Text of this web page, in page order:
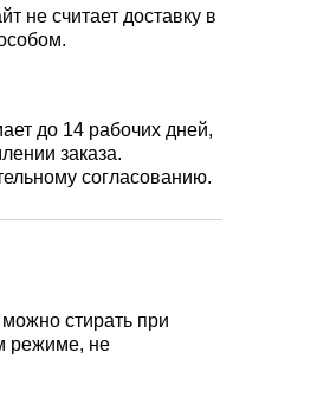
не считает доставку в
до 14 рабочих дней,
заказа.
согласованию.
стирать при
режиме, не